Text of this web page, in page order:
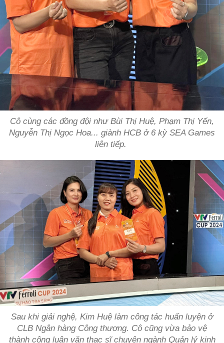
Cô cùng các đồng đội như Bùi Thị Huệ, Phạm Thị Yến,
Nguyễn Thị Ngọc Hoa... giành HCB ở 6 kỳ SEA Games
liên tiếp.
Sau khi giải nghệ, Kim Huệ làm công tác huấn luyện ở
CLB Ngân hàng Công thương. Cô cũng vừa bảo vệ
thành công luận văn thạc sĩ chuyên ngành Quản lý kinh